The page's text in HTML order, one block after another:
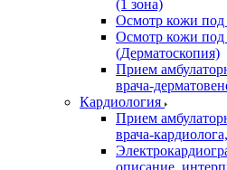
(1 зона)
Осмотр кожи под
Осмотр кожи под
(Дерматоскопия)
Прием
врача-
Кардиология
Прием
врача-
описание,